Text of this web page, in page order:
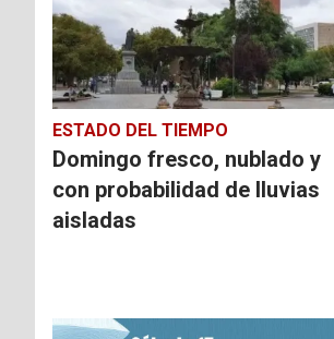
ESTADO DEL TIEMPO
Domingo fresco, nublado y
con probabilidad de lluvias
aisladas